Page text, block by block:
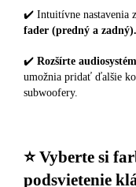
✔️ Intuitívne nastavenia
fader (predný a zadný).
✔️ Rozšírte
umožnia pridať ďalšie
subwoofery.
⭐️ Vyberte si
podsvietenie